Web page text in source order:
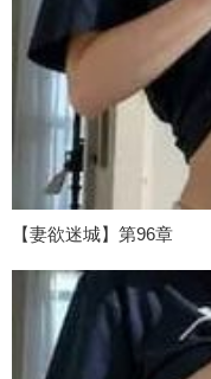
【妻欲迷城】第96章